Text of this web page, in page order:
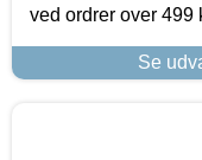
ved ordrer over 499
Se